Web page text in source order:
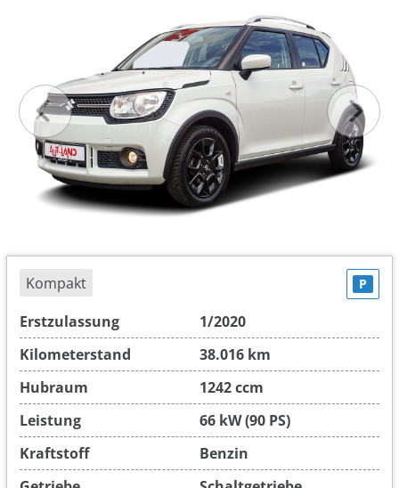
Kompakt P
Erstzulassung
1/2020
Kilometerstand
38.016 km
Hubraum
1242 ccm
Leistung
66 kW (90 PS)
Kraftstoff
Benzin